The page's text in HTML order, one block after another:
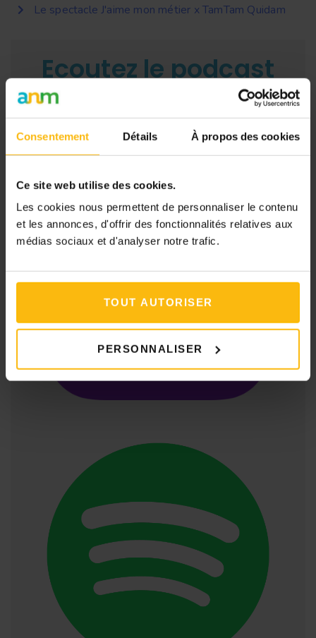
Consentement Détails À propos des cookies
Ce site web utilise des cookies.
Les cookies nous permettent de personnaliser le contenu
et les annonces, d'offrir des fonctionnalités relatives aux
médias sociaux et d'analyser notre trafic.
TOUT AUTORISER
PERSONNALISER
Le spectacle J'aime mon métier x TamTam Quidam
Ecoutez le podcast
sur votre plateforme
préférée